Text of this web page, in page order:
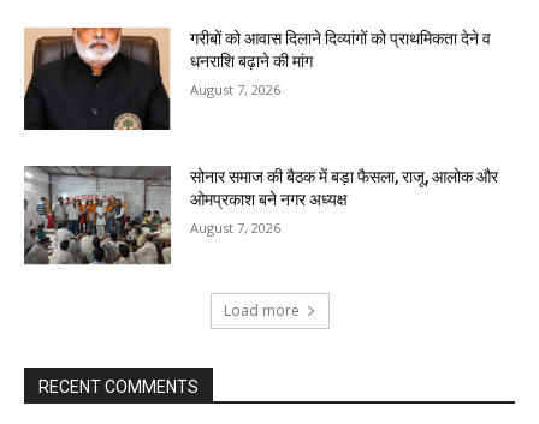
गरीबों को आवास दिलाने दिव्यांगों को प्राथमिकता देने व
धनराशि बढ़ाने की मांग
August 7, 2026
सोनार समाज की बैठक में बड़ा फैसला, राजू, आलोक और
ओमप्रकाश बने नगर अध्यक्ष
August 7, 2026
Load more
RECENT COMMENTS